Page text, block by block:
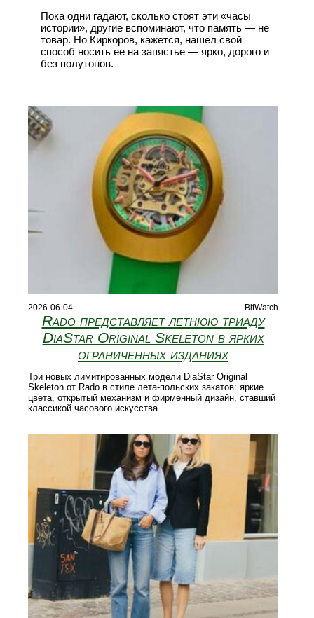
Пока одни гадают, сколько стоят эти «часы
истории», другие вспоминают, что память — не
товар. Но Киркоров, кажется, нашел свой
способ носить ее на запястье — ярко, дорого и
без полутонов.
2026-06-04 BitWatch
Rado представляет летнюю триаду
DiaStar Original Skeleton в ярких
ограниченных изданиях
Три новых лимитированных модели DiaStar Original
Skeleton от Rado в стиле лета‑польских закатов: яркие
цвета, открытый механизм и фирменный дизайн, ставший
классикой часового искусства.